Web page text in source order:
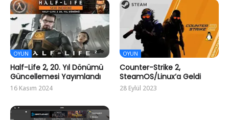
OYUN
Half-Life 2, 20. Yıl Dönümü
Güncellemesi Yayımlandı
16 Kasım 2024
OYUN
Counter-Strike 2,
SteamOS/Linux’a Geldi
28 Eylül 2023